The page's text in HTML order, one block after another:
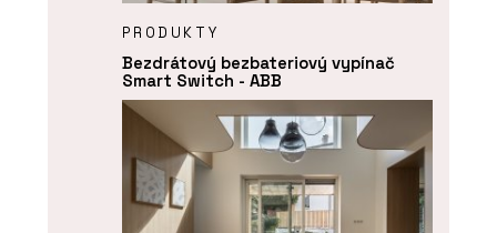
PRODUKTY
Bezdrátový bezbateriový vypínač
Smart Switch - ABB